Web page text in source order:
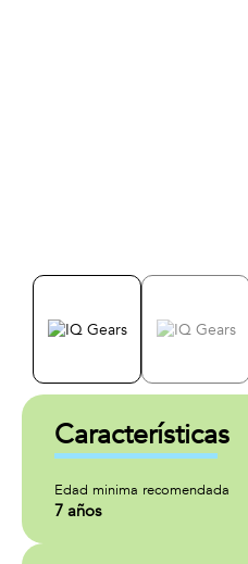
Características
Edad minima recomendada
7 años